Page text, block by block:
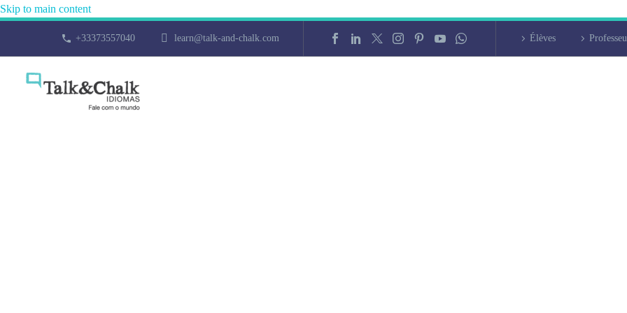
Skip to main content
+33373557040 learn@talk-and-chalk.com Élèves